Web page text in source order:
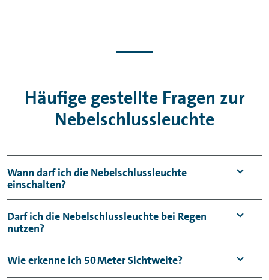
Häufige gestellte Fragen zur
Nebelschlussleuchte
Wann darf ich die Nebelschlussleuchte
einschalten?
Nur wenn durch Nebel die Sichtweite unter
50 Meter liegt. In allen anderen Situationen
ist sie nicht erlaubt.
Darf ich die Nebelschlussleuchte bei Regen
nutzen?
Nein, auch bei starkem Regen ist sie in der
Regel nicht erlaubt. Hier reicht das
Wie erkenne ich 50 Meter Sichtweite?